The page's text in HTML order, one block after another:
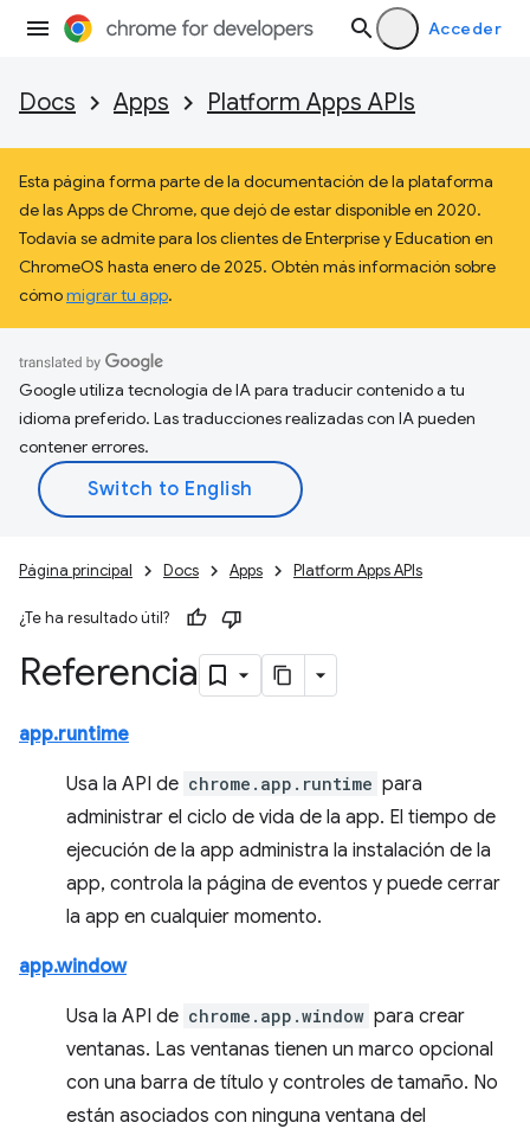
Acceder
Docs Apps Platform Apps APIs
Esta página forma parte de la documentación de la plataforma
de las Apps de Chrome, que dejó de estar disponible en 2020.
Todavía se admite para los clientes de Enterprise y Education en
ChromeOS hasta enero de 2025. Obtén más información sobre
cómomigrar tu app.
Google utiliza tecnología de IA para traducir contenido a tu
idioma preferido. Las traducciones realizadas con IA pueden
contener errores.
Página principal Docs Apps Platform Apps APIs
¿Te ha resultado útil?
Referencia
app.runtime
Usa la API de chrome.app.runtime para
administrar el ciclo de vida de la app. El tiempo de
ejecución de la app administra la instalación de la
app, controla la página de eventos y puede cerrar
la app en cualquier momento.
app.window
Usa la API de chrome.app.window para crear
ventanas. Las ventanas tienen un marco opcional
con una barra de título y controles de tamaño. No
están asociados con ninguna ventana del